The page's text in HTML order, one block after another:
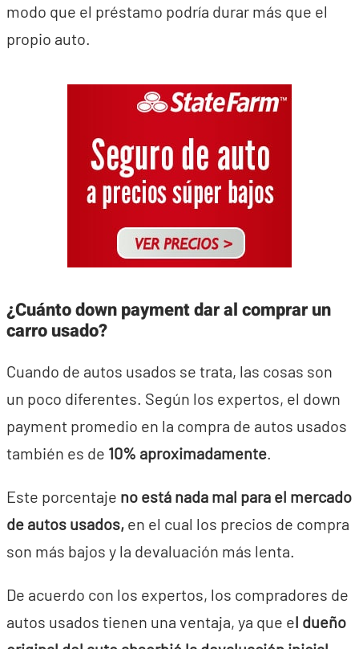
modo que el préstamo podría durar más que el
propio auto.
¿Cuánto down payment dar al comprar un
carro usado?
Cuando de autos usados se trata, las cosas son
un poco diferentes. Según los expertos, el down
payment promedio en la compra de autos usados
también es de 10% aproximadamente.
Este porcentaje no está nada mal para el mercado
de autos usados, en el cual los precios de compra
son más bajos y la devaluación más lenta.
De acuerdo con los expertos, los compradores de
autos usados tienen una ventaja, ya que el dueño